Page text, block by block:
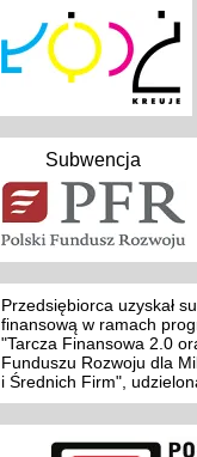
Subwencja
Przedsiębiorca uzyskał
finansową w ramach
"Tarcza Finansowa 2.0
Funduszu Rozwoju dla
i Średnich Firm",